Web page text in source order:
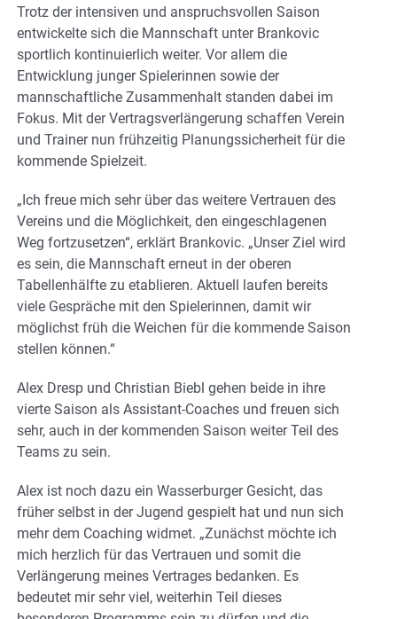
Trotz der intensiven und anspruchsvollen Saison
entwickelte sich die Mannschaft unter Brankovic
sportlich kontinuierlich weiter. Vor allem die
Entwicklung junger Spielerinnen sowie der
mannschaftliche Zusammenhalt standen dabei im
Fokus. Mit der Vertragsverlängerung schaffen Verein
und Trainer nun frühzeitig Planungssicherheit für die
kommende Spielzeit.
„Ich freue mich sehr über das weitere Vertrauen des
Vereins und die Möglichkeit, den eingeschlagenen
Weg fortzusetzen“, erklärt Brankovic. „Unser Ziel wird
es sein, die Mannschaft erneut in der oberen
Tabellenhälfte zu etablieren. Aktuell laufen bereits
viele Gespräche mit den Spielerinnen, damit wir
möglichst früh die Weichen für die kommende Saison
stellen können.“
Alex Dresp und Christian Biebl gehen beide in ihre
vierte Saison als Assistant-Coaches und freuen sich
sehr, auch in der kommenden Saison weiter Teil des
Teams zu sein.
Alex ist noch dazu ein Wasserburger Gesicht, das
früher selbst in der Jugend gespielt hat und nun sich
mehr dem Coaching widmet. „Zunächst möchte ich
mich herzlich für das Vertrauen und somit die
Verlängerung meines Vertrages bedanken. Es
bedeutet mir sehr viel, weiterhin Teil dieses